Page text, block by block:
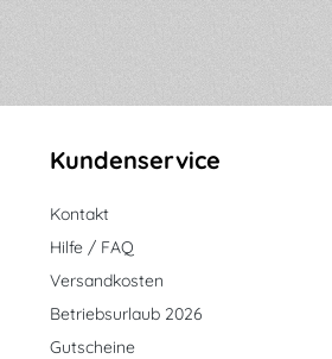
Kundenservice
Kontakt
Hilfe / FAQ
Versandkosten
Betriebsurlaub 2026
Gutscheine